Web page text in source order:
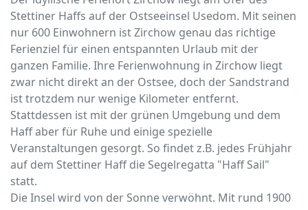
Stettiner Haffs auf der Ostseeinsel Usedom. Mit seinen
nur 600 Einwohnern ist Zirchow genau das richtige
Ferienziel für einen entspannten Urlaub mit der
ganzen Familie. Ihre Ferienwohnung in Zirchow liegt
zwar nicht direkt an der Ostsee, doch der Sandstrand
ist trotzdem nur wenige Kilometer entfernt.
Stattdessen ist mit der grünen Umgebung und dem
Haff aber für Ruhe und einige spezielle
Veranstaltungen gesorgt. So findet z.B. jedes Frühjahr
auf dem Stettiner Haff die Segelregatta "Haff Sail"
statt.
Die Insel wird von der Sonne verwöhnt. Mit rund 1900